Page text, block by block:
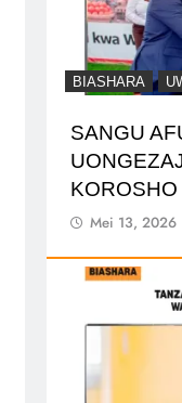
BIASHARA
SANGU
KOROSHO
Mei 13, 2026